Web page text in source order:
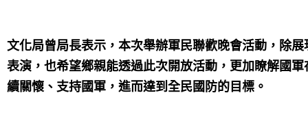
文化局曾局長表示，本次舉辦軍民聯歡晚會活動，除
表演，也希望鄉親能透過此次開放活動，更加瞭解國
續關懷、支持國軍，進而達到全民國防的目標。